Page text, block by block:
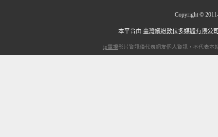
Copyright ©
本平台由 臺灣繽紛數位多媒體有限公
ip電視影片資訊僅代表網友個人資訊，不代表本